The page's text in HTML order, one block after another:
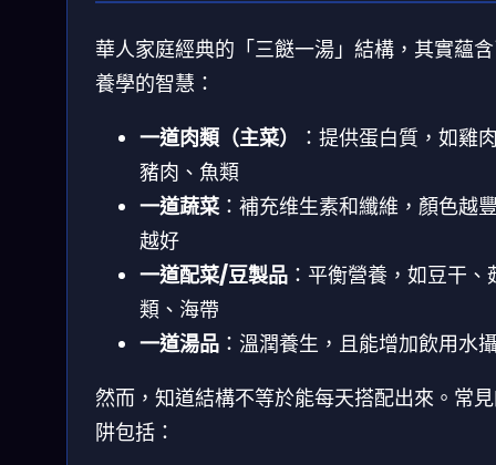
華人家庭經典的「三餸一湯」結構，其實蘊
養學的智慧：
一道肉類（主菜）
：提供蛋白質，如雞
豬肉、魚類
一道蔬菜：補充维生素和纖維，顏色越
越好
一道配菜/豆製品 ：平衡營養，如豆干、
類、海帶
一道湯品 ：溫潤養生，且能增加飲用水
然而，知道結構不等於能每天搭配出來。常
阱包括：